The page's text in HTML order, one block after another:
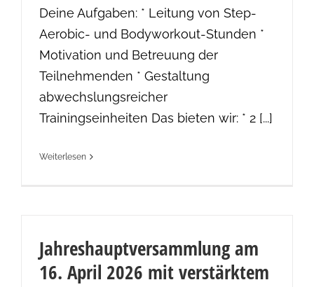
Deine Aufgaben: * Leitung von Step-
Aerobic- und Bodyworkout-Stunden *
Motivation und Betreuung der
Teilnehmenden * Gestaltung
abwechslungsreicher
Trainingseinheiten Das bieten wir: * 2 [...]
Weiterlesen
Jahreshauptversammlung am
16. April 2026 mit verstärktem